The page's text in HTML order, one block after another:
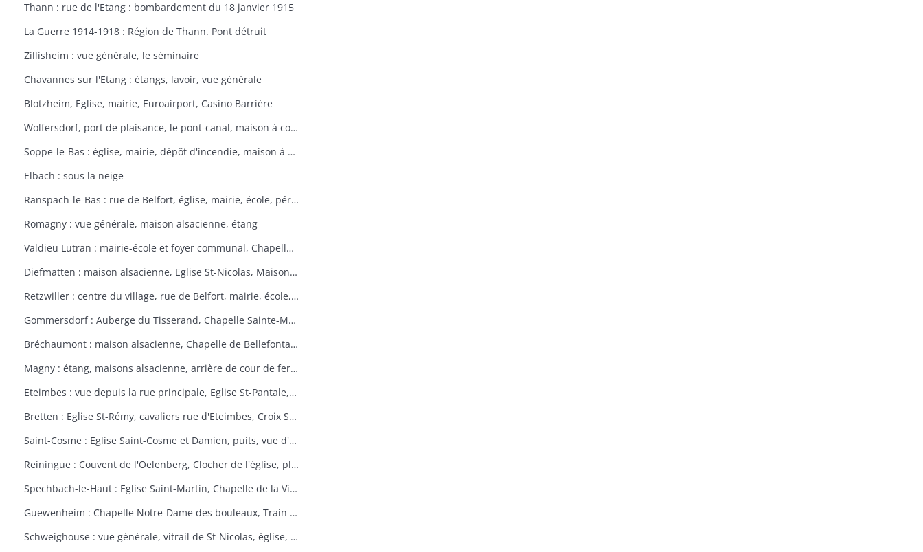
Thann : rue de l'Etang : bombardement du 18 janvier 1915
La Guerre 1914-1918 : Région de Thann. Pont détruit
Zillisheim : vue générale, le séminaire
Chavannes sur l'Etang : étangs, lavoir, vue générale
Blotzheim, Eglise, mairie, Euroairport, Casino Barrière
Wolfersdorf, port de plaisance, le pont-canal, maison à colombages
Soppe-le-Bas : église, mairie, dépôt d'incendie, maison à colombages
Elbach : sous la neige
Ranspach-le-Bas : rue de Belfort, église, mairie, école, périscolaire, platanes plantés sous Napoléon
Romagny : vue générale, maison alsacienne, étang
Valdieu Lutran : mairie-école et foyer communal, Chapelle Notre Dame de la Pitié, calvaire, échelle d'écluses sens Valdieu-Retzwiller
Diefmatten : maison alsacienne, Eglise St-Nicolas, Maison natale Barthélémy Gross
Retzwiller : centre du village, rue de Belfort, mairie, école, décors floraux
Gommersdorf : Auberge du Tisserand, Chapelle Sainte-Marguerite, Calvaire rue des Tilleuls
Bréchaumont : maison alsacienne, Chapelle de Bellefontaine, rue de l'église, M.A.R.P.A. (Maison d'accueil rurale pour personne âgées)
Magny : étang, maisons alsacienne, arrière de cour de ferme
Eteimbes : vue depuis la rue principale, Eglise St-Pantale, maison alsacienne
Bretten : Eglise St-Rémy, cavaliers rue d'Eteimbes, Croix St-Eloi
Saint-Cosme : Eglise Saint-Cosme et Damien, puits, vue d'ensemble, ancien presbytère, mairie
Reiningue : Couvent de l'Oelenberg, Clocher de l'église, plan d'eau, cour de ferme
Spechbach-le-Haut : Eglise Saint-Martin, Chapelle de la Vierge, Christ du dimanche des rameaux sur l'âne, Vierge de la Pitié
Guewenheim : Chapelle Notre-Dame des bouleaux, Train de la Doller, lavoir, pierre borne, mur cimetière, Calvaire 1857 avec décorations florales
Schweighouse : vue générale, vitrail de St-Nicolas, église, la Doller